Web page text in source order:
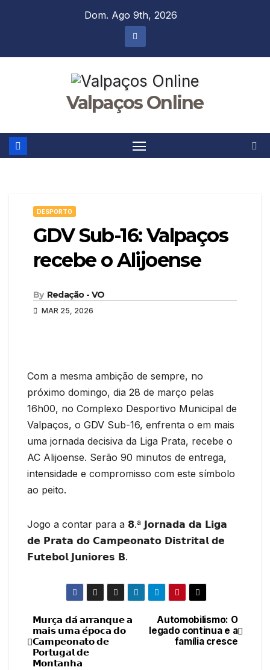
Dom. Ago 9th, 2026
Valpaços Online
DESPORTO
GDV Sub-16: Valpaços
recebe o Alijoense
By Redação - VO
MAR 25, 2026
Com a mesma ambição de sempre, no
próximo domingo, dia 28 de março pelas
16h00, no Complexo Desportivo Municipal de
Valpaços, o GDV Sub-16, enfrenta o em mais
uma jornada decisiva da Liga Prata, recebe o
AC Alijoense. Serão 90 minutos de entrega,
intensidade e compromisso com este símbolo
ao peito.
Jogo a contar para a 𝟴.ª 𝗝𝗼𝗿𝗻𝗮𝗱𝗮 𝗱𝗮 𝗟𝗶𝗴𝗮
𝗱𝗲 𝗣𝗿𝗮𝘁𝗮 𝗱𝗼 𝗖𝗮𝗺𝗽𝗲𝗼𝗻𝗮𝘁𝗼 𝗗𝗶𝘀𝘁𝗿𝗶𝘁𝗮𝗹 𝗱𝗲
𝗙𝘂𝘁𝗲𝗯𝗼𝗹 𝗝𝘂𝗻𝗶𝗼𝗿𝗲𝘀 𝗕.
Navegação
de
Automobilismo: O
legado continua e a
família cresce
𝗠𝘂𝗿𝗰̧𝗮 𝗱𝗮́ 𝗮𝗿𝗿𝗮𝗻𝗾𝘂𝗲 𝗮
𝗺𝗮𝗶𝘀 𝘂𝗺𝗮 𝗲́𝗽𝗼𝗰𝗮 𝗱𝗼
𝗖𝗮𝗺𝗽𝗲𝗼𝗻𝗮𝘁𝗼 𝗱𝗲
𝗣𝗼𝗿𝘁𝘂𝗴𝗮𝗹 𝗱𝗲
𝗠𝗼𝗻𝘁𝗮𝗻𝗵𝗮